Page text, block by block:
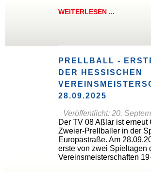
WEITERLESEN ...
PRELLBALL -
DER HESSISCHEN
28.09.2025
Veröffentlicht: 20.
Der TV 08 Aßlar ist erneut
Zweier-Prellballer in der
Europastraße. Am
erste von zwei Spieltagen
Vereinsmeisterschaften